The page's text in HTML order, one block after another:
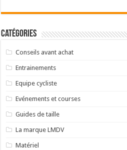
Catégories
Conseils avant achat
Entrainements
Equipe cycliste
Evénements et courses
Guides de taille
La marque LMDV
Matériel